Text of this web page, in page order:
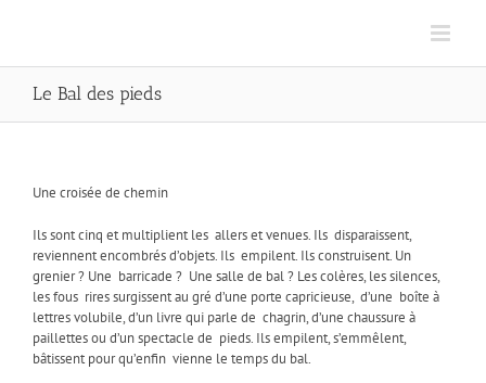
Le Bal des pieds
Une croisée de chemin
Ils sont cinq et multiplient les allers et venues. Ils disparaissent,
reviennent encombrés d’objets. Ils empilent. Ils construisent. Un
grenier ? Une barricade ? Une salle de bal ? Les colères, les silences,
les fous rires surgissent au gré d’une porte capricieuse, d’une boîte à
lettres volubile, d’un livre qui parle de chagrin, d’une chaussure à
paillettes ou d’un spectacle de pieds. Ils empilent, s’emmêlent,
bâtissent pour qu’enfin vienne le temps du bal.